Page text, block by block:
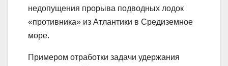
недопущения прорыва подводных лодок
«противника» из Атлантики в Средиземное
море.
Примером отработки задачи удержания